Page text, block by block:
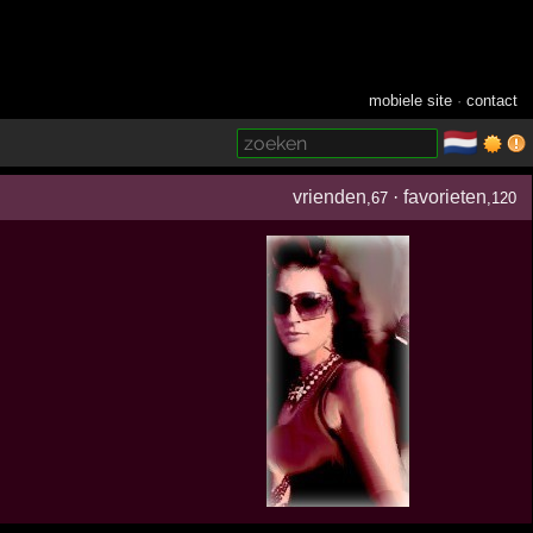
mobiele site ·contact
🇳🇱
vrienden ,67 ·favorieten ,120